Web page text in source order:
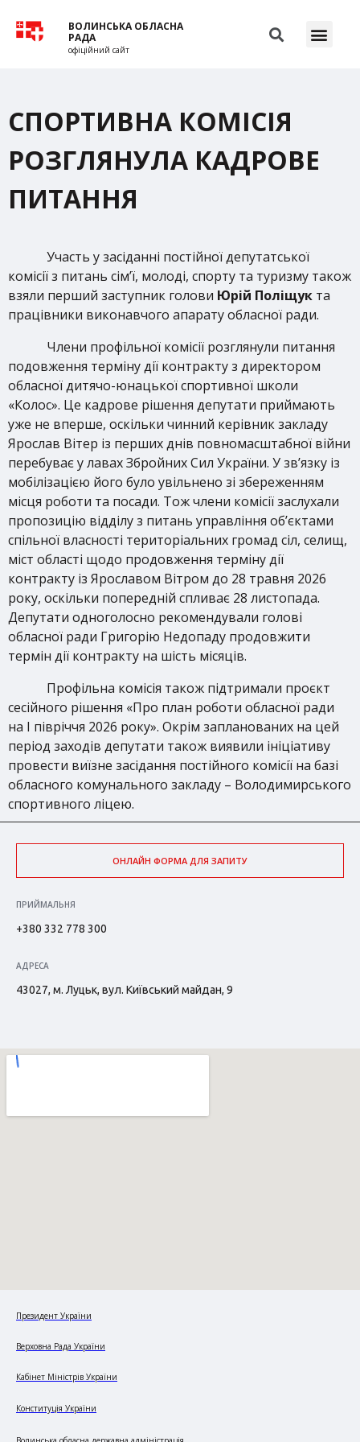
ВОЛИНСЬКА ОБЛАСНА
РАДА
офіційний сайт
СПОРТИВНА КОМІСІЯ
РОЗГЛЯНУЛА КАДРОВЕ
ПИТАННЯ
Участь у засіданні постійної депутатської
комісії з питань сім’ї, молоді, спорту та туризму також
взяли перший заступник голови Юрій Поліщук та
працівники виконавчого апарату обласної ради.
Члени профільної комісії розглянули питання
подовження терміну дії контракту з директором
обласної дитячо-юнацької спортивної школи
«Колос». Це кадрове рішення депутати приймають
уже не вперше, оскільки чинний керівник закладу
Ярослав Вітер із перших днів повномасштабної війни
перебуває у лавах Збройних Сил України. У зв’язку із
мобілізацією його було увільнено зі збереженням
місця роботи та посади. Тож члени комісії заслухали
пропозицію відділу з питань управління об’єктами
спільної власності територіальних громад сіл, селищ,
міст області щодо продовження терміну дії
контракту із Ярославом Вітром до 28 травня 2026
року, оскільки попередній спливає 28 листопада.
Депутати одноголосно рекомендували голові
обласної ради Григорію Недопаду продовжити
термін дії контракту на шість місяців.
Профільна комісія також підтримали проєкт
сесійного рішення «Про план роботи обласної ради
на І півріччя 2026 року». Окрім запланованих на цей
період заходів депутати також виявили ініціативу
провести виїзне засідання постійного комісії на базі
обласного комунального закладу – Володимирського
спортивного ліцею.
ОНЛАЙН ФОРМА ДЛЯ ЗАПИТУ
ПРИЙМАЛЬНЯ
+380 332 778 300
АДРЕСА
43027, м. Луцьк, вул. Київський майдан, 9
Президент України
Верховна Рада України
Кабінет Міністрів України
Конституція України